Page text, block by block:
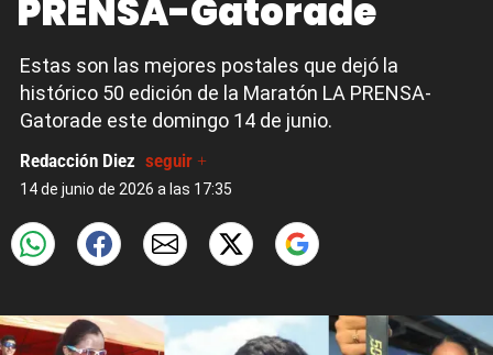
PRENSA-Gatorade
Estas son las mejores postales que dejó la
histórico 50 edición de la Maratón LA PRENSA-
Gatorade este domingo 14 de junio.
Redacción Diez seguir +
14 de junio de 2026 a las 17:35